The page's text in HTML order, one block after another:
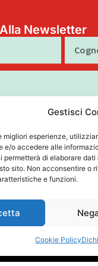
Gestisci
migliori esperienze,
e/o accedere alle
permetterà di elaborare
sito. Non acconsentire o
e funzioni.
Cookie Policy
Newsletter
al trattamento dei
Iscriviti
L
i
n
k